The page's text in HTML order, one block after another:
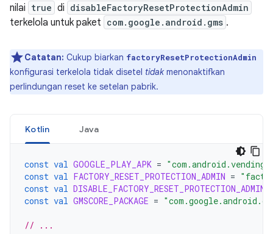
nilai true di disableFactoryResetProtectionAdmin
terkelola untuk paket com.google.android.gms .
Catatan: Cukup biarkan factoryResetProtectionAdmin
konfigurasi terkelola tidak disetel tidak menonaktifkan
perlindungan reset ke setelan pabrik.
Kotlin Java
const val GOOGLE_PLAY_APK = "com.android.vending"
const val FACTORY_RESET_PROTECTION_ADMIN =
const val DISABLE_FACTORY_RESET_PROTECTION_ADMIN
const val GMSCORE_PACKAGE =
// ...